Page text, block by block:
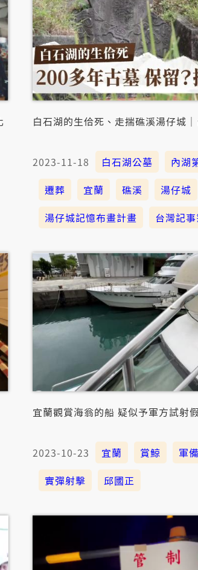
白石湖的生佮死、走揣礁溪湯仔城
2023-11-18 白石湖公墓
內湖
遷葬
宜蘭 礁溪
湯仔城
湯仔城記憶布畫計畫
台灣記
宜蘭觀賞海翁的船 疑似予軍方試射
2023-10-23 宜蘭 賞鯨
軍
實彈射擊
邱國正